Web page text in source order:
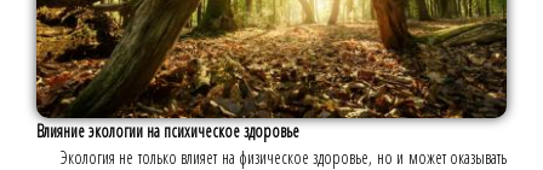
Влияние экологии на психическое здоровье
Экология не только влияет на физическое здоровье, но и может оказывать